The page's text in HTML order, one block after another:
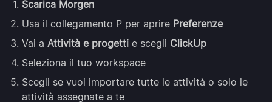
Scarica Morgen
Usa il collegamento P per aprire Preferenze
Vai a Attività e progetti e scegli ClickUp
Seleziona il tuo workspace
Scegli se vuoi importare tutte le attività o solo le
attività assegnate a te